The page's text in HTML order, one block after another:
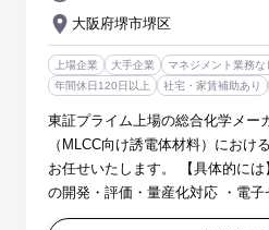
大阪府堺市堺区
上場企業 大手企業 マネジメント業務な
年間休日120日以上
社宅・家賃補助あり
東証プライム上場の総合化学メー
（MLCC向け誘電体材料）におけ
お任せいたします。 【具体的には】 ◆MLCC向け誘電体材料
の開発・評価・量産化対応 ・電
分析、試作、評価 ・注力顧客へ